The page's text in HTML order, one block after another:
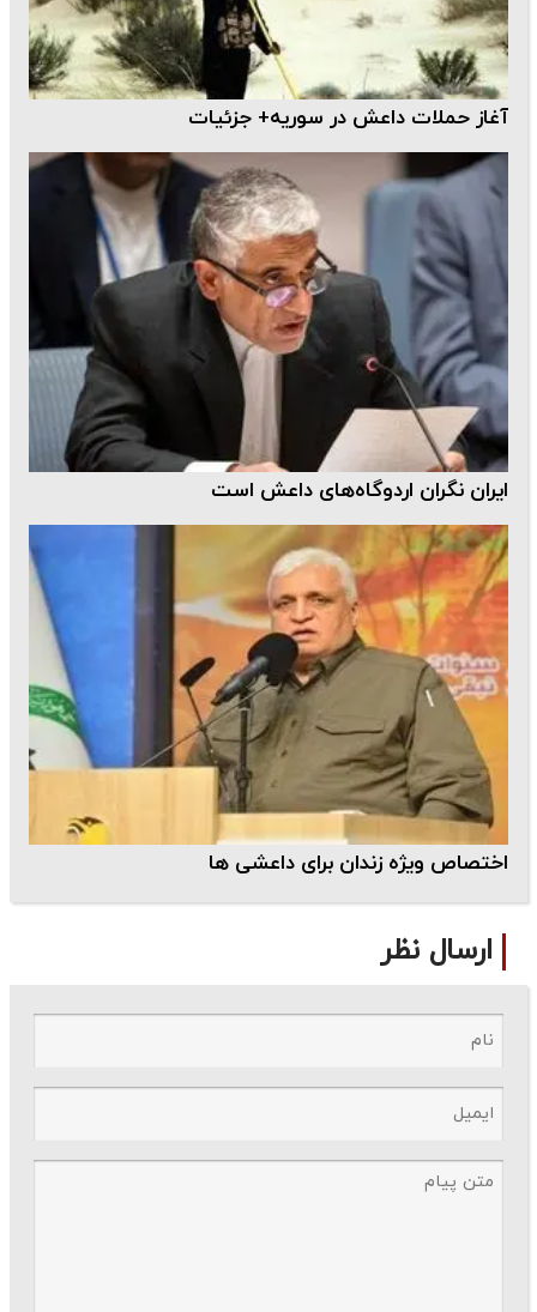
آغاز حملات داعش در سوریه+ جزئیات
ایران نگران اردوگاه‌های داعش است
اختصاص ویژه زندان برای داعشی ها
ارسال نظر